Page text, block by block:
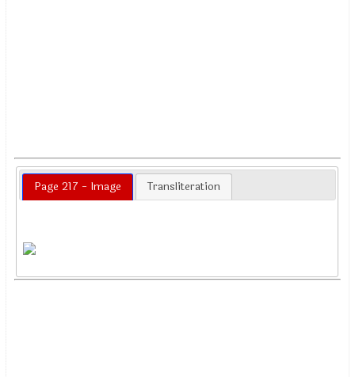
Page 217 - Image Transliteration